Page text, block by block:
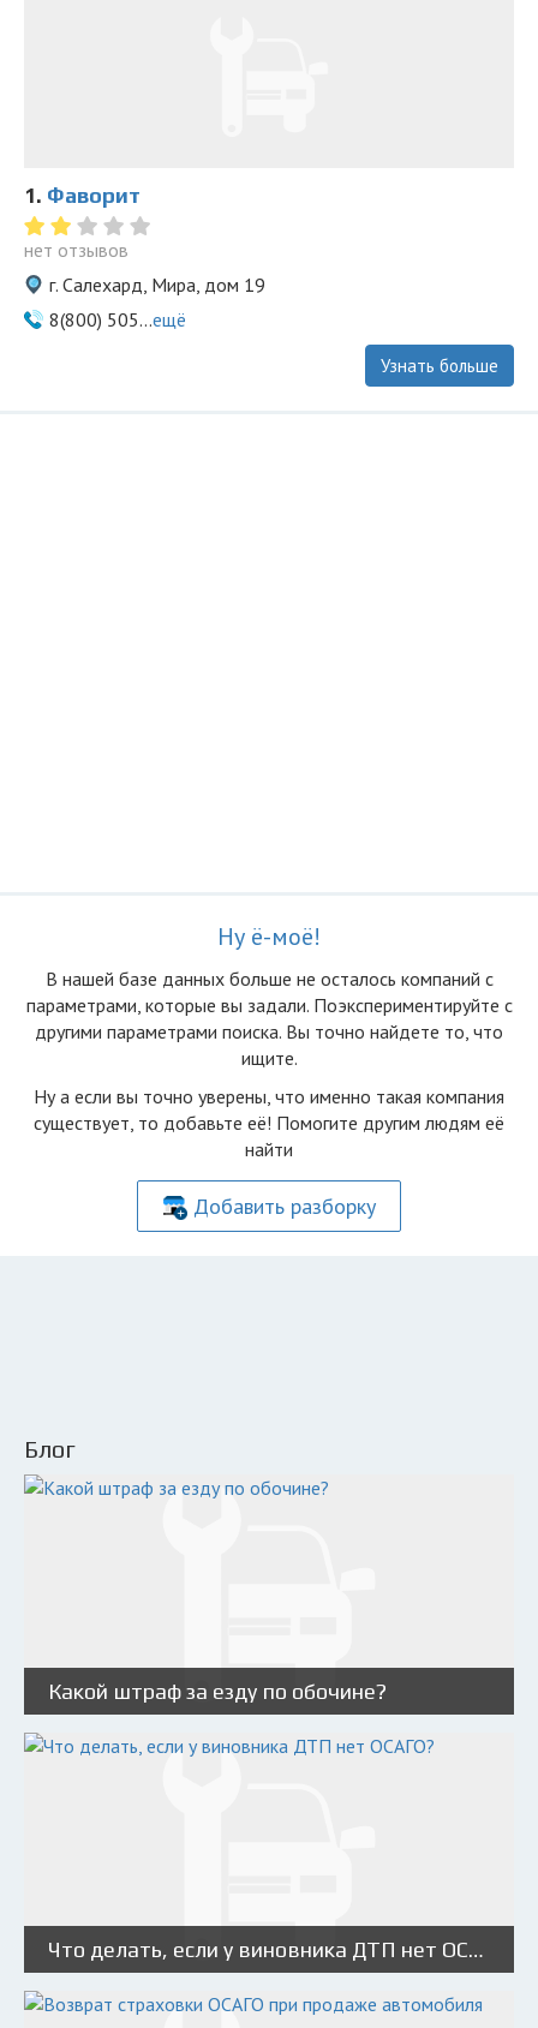
1. Фаворит
нет отзывов
г. Салехард, Мира, дом 19
8(800) 505...ещё
Узнать больше
Ну ё-моё!
В нашей базе данных больше не осталоcь компаний с
параметрами, которые вы задали. Поэкспериментируйте с
другими параметрами поиска. Вы точно найдете то, что
ищите.
Ну а если вы точно уверены, что именно такая компания
существует, то добавьте её! Помогите другим людям её
найти
Добавить разборку
Блог
Какой штраф за езду по обочине?
Что делать, если у виновника ДТП нет ОСАГО?